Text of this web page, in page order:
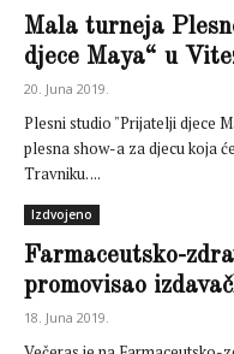
Mala turneja
djece Maya“ u
20. Juna 2019.
Plesni studio "Prijatelji djece
plesna show-a za djecu koja
Travniku. ...
Izdvojeno
Farmaceutsko-
promovisao
18. Juna 2019.